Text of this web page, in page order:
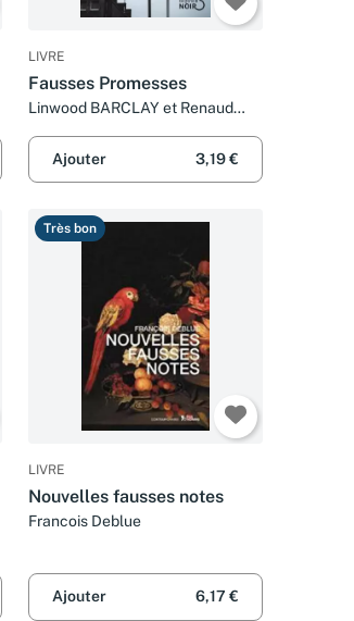
LIVRE
Fausses Promesses
Linwood BARCLAY et Renaud
Ajouter
3,19 €
Très bon
LIVRE
Nouvelles fausses notes
Francois Deblue
Ajouter 6,17 €